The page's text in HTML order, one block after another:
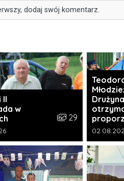
dodaj swój komentarz.
II
w
Liczba zdjęć w
29
galerii: Data